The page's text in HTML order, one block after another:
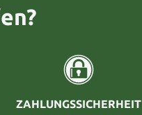
ZAHLUNGSSICHERHEIT